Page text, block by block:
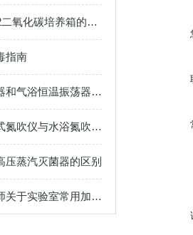
上海锦玟：co2二氧化碳培养箱的调控讲解
指南
水浴恒温振荡器和气浴恒温振荡器的区别
上海锦玟：干式氮吹仪与水浴氮吹仪的使用差别
压蒸汽灭菌器的区别
上海锦玟工程师关于实验室常用加热方式盘点